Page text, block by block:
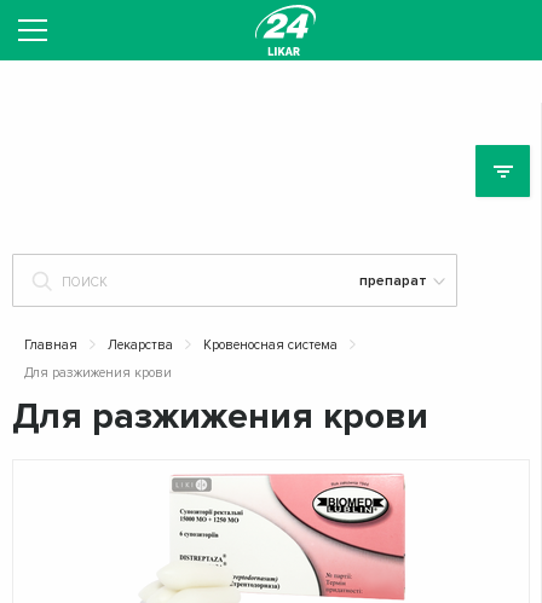
Главная Лекарства
Кровеносная система
Для разжижения крови
Для разжижения крови